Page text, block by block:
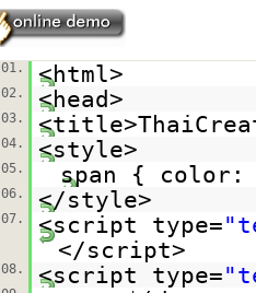
01. <html>
02. <head>
03.
04. <style>
05. span {
06. </style>
07. <script type=
</script>
08. <script type=